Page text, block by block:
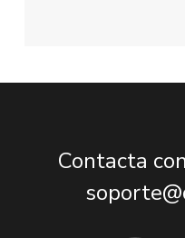
Contacta